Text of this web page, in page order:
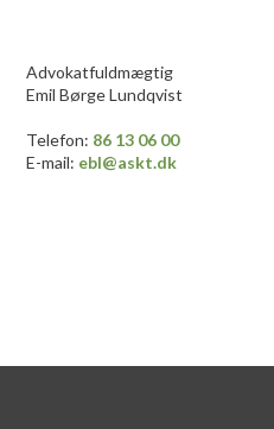
Advokatfuldmægtig
Emil Børge Lundqvist
​​Telefon: 86 13 06 00
E-mail: ebl@askt.dk